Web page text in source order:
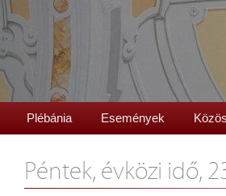
Plébánia Események
Péntek, évközi idő,